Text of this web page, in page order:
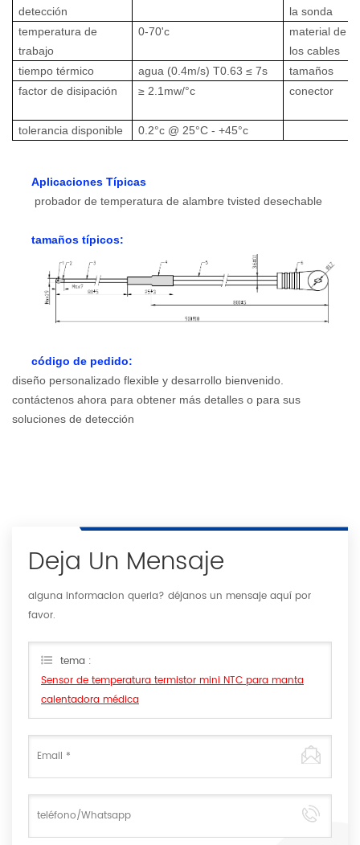
detección
la sonda
temperatura de
trabajo
0-70'c
material de
los cables
tiempo térmico
agua (0.4m/s) T0.63 ≤ 7s
tamaños
factor de disipación
≥ 2.1mw/°c conector
tolerancia disponible 0.2°c @ 25°C - +45°c
Aplicaciones Típicas
probador de temperatura de alambre tvisted desechable
tamaños típicos:
código de pedido:
diseño personalizado flexible y desarrollo bienvenido.
contáctenos ahora para obtener más detalles o para sus
soluciones de detección
Deja Un Mensaje
alguna informacion queria? déjanos un mensaje aquí por
favor.
tema :
Sensor de temperatura termistor mini NTC para manta
calentadora médica